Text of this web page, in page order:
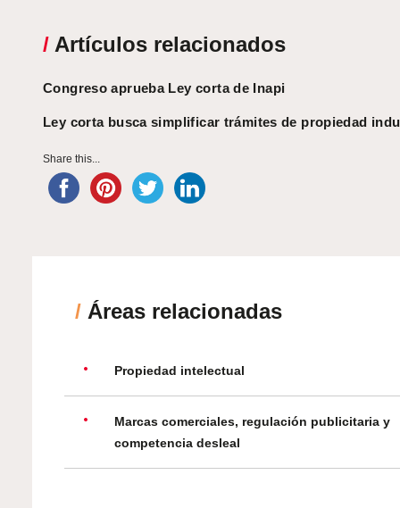
/ Artículos relacionados
Congreso aprueba Ley corta de Inapi
Ley corta busca simplificar trámites de propiedad
Share this...
/ Áreas relacionadas
Propiedad intelectual
Marcas comerciales, regulación publicitaria y
competencia desleal